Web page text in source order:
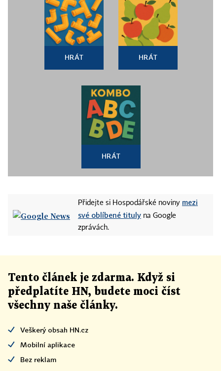
HRÁT HRÁT
HRÁT
Přidejte si Hospodářské noviny mezi
své oblíbené tituly na Google
zprávách.
Tento článek je zdarma. Když si
předplatíte HN, budete moci číst
všechny naše články.
Veškerý obsah HN.cz
Mobilní aplikace
Bez reklam